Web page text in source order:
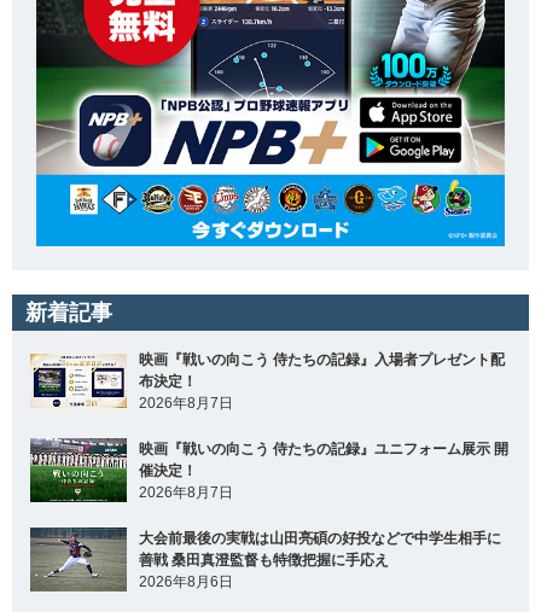
新着記事
映画『戦いの向こう 侍たちの記録』入場者プレゼント配
布決定！
2026年8月7日
映画『戦いの向こう 侍たちの記録』ユニフォーム展示 開
催決定！
2026年8月7日
大会前最後の実戦は山田亮碩の好投などで中学生相手に
善戦 桑田真澄監督も特徴把握に手応え
2026年8月6日